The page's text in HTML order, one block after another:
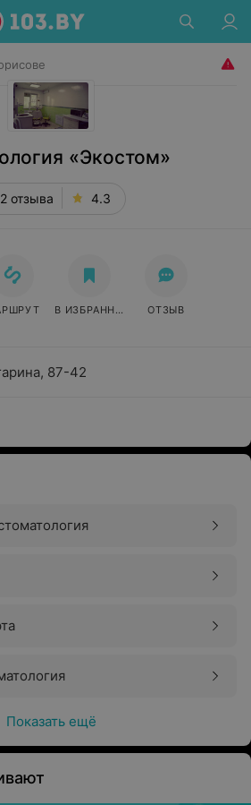
«Экостом»
отзыва 4.3
87-42
В ИЗБРАННОЕ ОТЗЫВ
Показать ещё